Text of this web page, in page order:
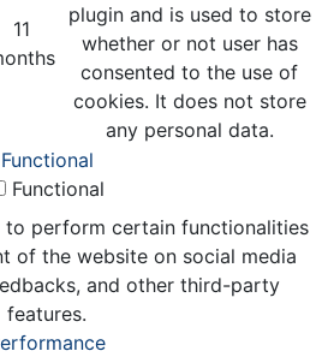
11
plugin and is used to store
whether or not user has
consented to the use of
cookies. It does not store
any personal data.
Functional
Functional
to perform certain functionalities
of the website on social media
and other third-party
features.